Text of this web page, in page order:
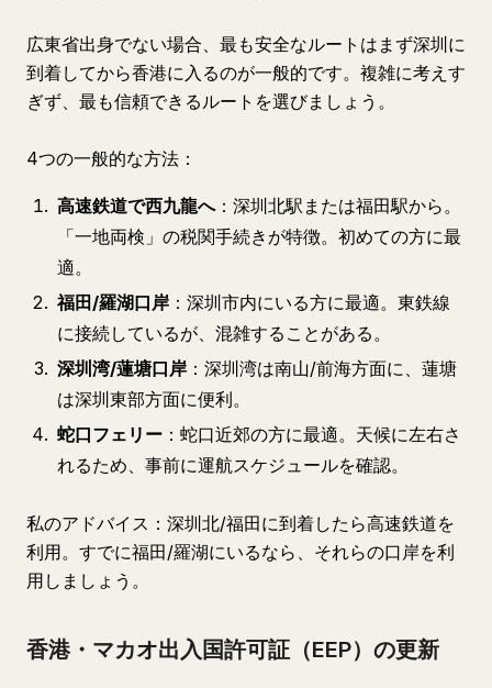
広東省出身でない場合、最も安全なルートはまず深圳に
到着してから香港に入るのが一般的です。複雑に考えす
ぎず、最も信頼できるルートを選びましょう。
4つの一般的な方法：
高速鉄道で西九龍へ：深圳北駅または福田駅から。
「一地両検」の税関手続きが特徴。初めての方に最
適。
福田/羅湖口岸 ：深圳市内にいる方に最適。東鉄線
に接続しているが、混雑することがある。
深圳湾/蓮塘口岸 ：深圳湾は南山/前海方面に、蓮塘
は深圳東部方面に便利。
蛇口フェリー ：蛇口近郊の方に最適。天候に左右さ
れるため、事前に運航スケジュールを確認。
私のアドバイス：深圳北/福田に到着したら高速鉄道を
利用。すでに福田/羅湖にいるなら、それらの口岸を利
用しましょう。
香港・マカオ出入国許可証（EEP）の更新